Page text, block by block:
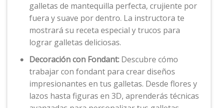
galletas de mantequilla perfecta, crujiente por
fuera y suave por dentro. La instructora te
mostrará su receta especial y trucos para
lograr galletas deliciosas.
Decoración con Fondant:Descubre cómo
trabajar con fondant para crear diseños
impresionantes en tus galletas. Desde flores y
lazos hasta figuras en 3D, aprenderás técnicas